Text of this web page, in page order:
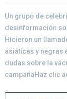
Un grupo de
desinformación
Hicieron un
asiáticas y negras
dudas sobre la
campañaHaz clic